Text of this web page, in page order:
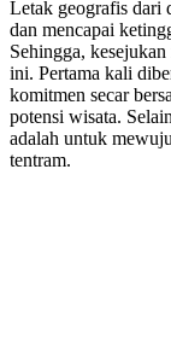
Letak geografis dari
dan mencapai
Sehingga, kesejukan
ini. Pertama kali
komitmen secar
potensi wisata.
adalah untuk
tentram.